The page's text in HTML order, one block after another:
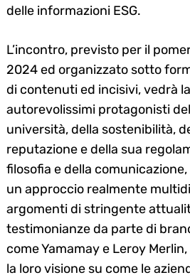
delle informazioni ESG.
L’incontro, previsto per il
2024 ed organizzato sotto
di contenuti ed incisivi, vedrà
autorevolissimi protagonisti
università, della sostenibilità,
reputazione e della sua
filosofia e della
un approccio realmente
argomenti di stringente
testimonianze da parte di
come Yamamay e Leroy
la loro visione su come le